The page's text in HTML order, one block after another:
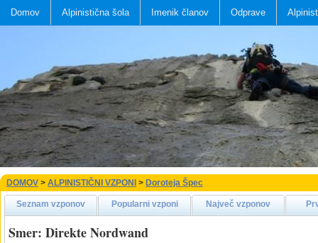
Domov Alpinistična šola Imenik članov Odprave
DOMOV > ALPINISTIČNI VZPONI > Doroteja Špec
Seznam vzponov Popularni vzponi Največ vzponov
Smer: Direkte Nordwand